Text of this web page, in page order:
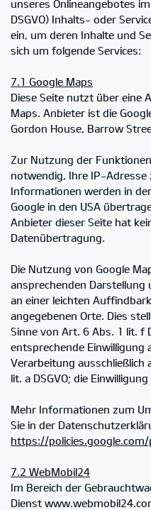
unseres Onlineangebotes
DSGVO) Inhalts- oder
ein, um deren Inhalte und
sich um folgende Services:
7.1 Google Maps
Diese Seite nutzt über eine
Maps. Anbieter ist die
Gordon House, Barrow
Zur Nutzung der
notwendig, Ihre IP-Adresse
Informationen werden in
Google in den USA
Anbieter dieser Seite hat
Datenübertragung.
Die Nutzung von Google
ansprechenden
an einer leichten
angegebenen Orte. Dies
Sinne von Art. 6 Abs. 1 lit. f
entsprechende
Verarbeitung ausschließlich
lit. a DSGVO; die
Mehr Informationen zum
Sie in der
https://policies.google.com/
7.2 WebMobil24
Im Bereich der
Dienst